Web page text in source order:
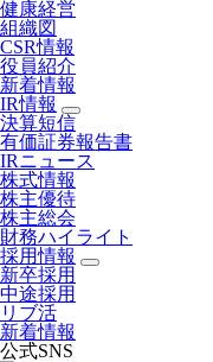
健康経営
組織図
CSR情報
役員紹介
新着情報
IR情報
決算短信
有価証券報告書
IRニュース
株式情報
株主優待
株主総会
財務ハイライト
採用情報
新卒採用
中途採用
リブ活
新着情報
公式SNS